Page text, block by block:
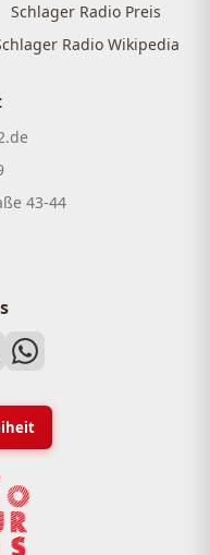
Schlager Radio Preis
Radio Wikipedia
43-44